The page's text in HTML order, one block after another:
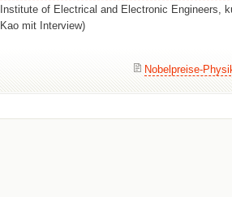
Institute of Electrical and Electronic Engineers,
Kao mit Interview)
Nobelpreise-